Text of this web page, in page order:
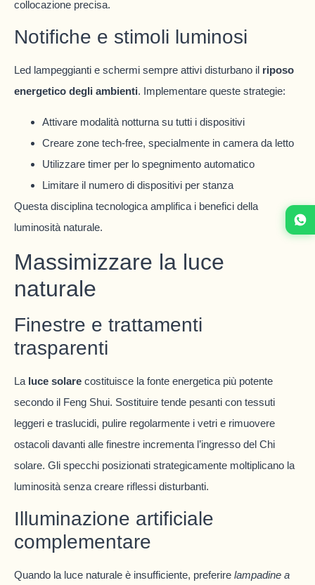
collocazione precisa.
Notifiche e stimoli luminosi
Led lampeggianti e schermi sempre attivi disturbano il riposo
energetico degli ambienti. Implementare queste strategie:
Attivare modalità notturna su tutti i dispositivi
Creare zone tech-free, specialmente in camera da letto
Utilizzare timer per lo spegnimento automatico
Limitare il numero di dispositivi per stanza
Questa disciplina tecnologica amplifica i benefici della
luminosità naturale.
Massimizzare la luce
naturale
Finestre e trattamenti
trasparenti
La luce solare costituisce la fonte energetica più potente
secondo il Feng Shui. Sostituire tende pesanti con tessuti
leggeri e traslucidi, pulire regolarmente i vetri e rimuovere
ostacoli davanti alle finestre incrementa l’ingresso del Chi
solare. Gli specchi posizionati strategicamente moltiplicano la
luminosità senza creare riflessi disturbanti.
Illuminazione artificiale
complementare
Quando la luce naturale è insufficiente, preferire lampadine a